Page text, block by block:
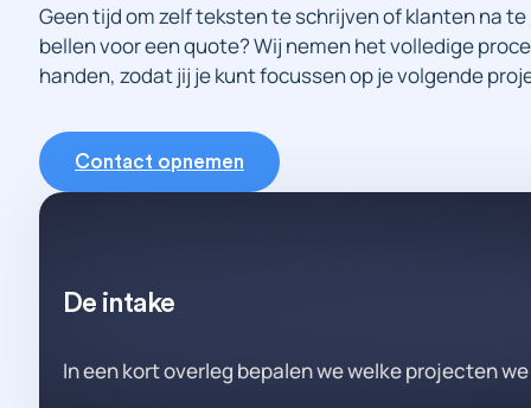
Geen tijd om zelf teksten te schrijven of klanten na te
bellen voor een quote? Wij nemen het volledige
handen, zodat jij je kunt focussen op je volgende
Contact opnemen
De intake
In een kort overleg bepalen we welke projecten